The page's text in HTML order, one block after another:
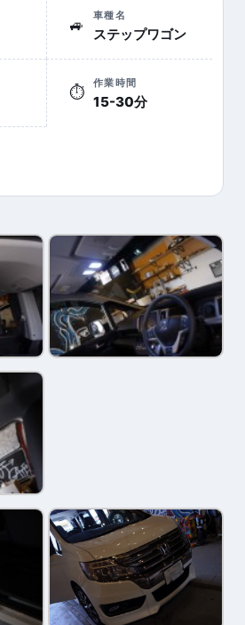
🚙
車種名
ステップワゴン
⏱
作業時間
15-30分